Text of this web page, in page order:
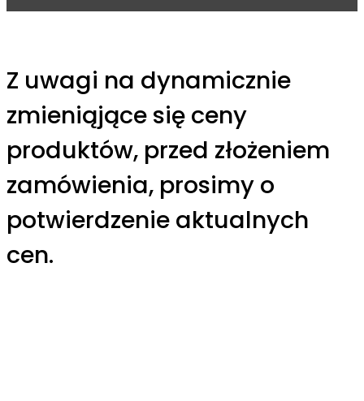
Z uwagi na dynamicznie
zmieniąjące się ceny
produktów, przed złożeniem
zamówienia, prosimy o
potwierdzenie aktualnych
cen.